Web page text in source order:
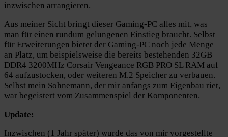
inzwischen arrangieren.
Aus meiner Sicht bringt dieser Gaming-PC alles mit, was
man für einen rundum gelungenen Einstieg braucht. Selbst
für Erweiterungen bietet der Gaming-PC noch jede Menge
an Platz, um beispielsweise die bereits bestehenden 32GB
DDR4 3200MHz Corsair Vengeance RGB PRO SL RAM auf
64 aufzustocken, oder weiteren M.2 Speicher zu verbauen.
Selbst mein Sohnemann, der mir anfangs zum Eigenbau riet,
war begeistert vom Zusammenspiel der Komponenten.
Update:
Inzwischen (1 Jahr später) wurde das von mir vorgestellte